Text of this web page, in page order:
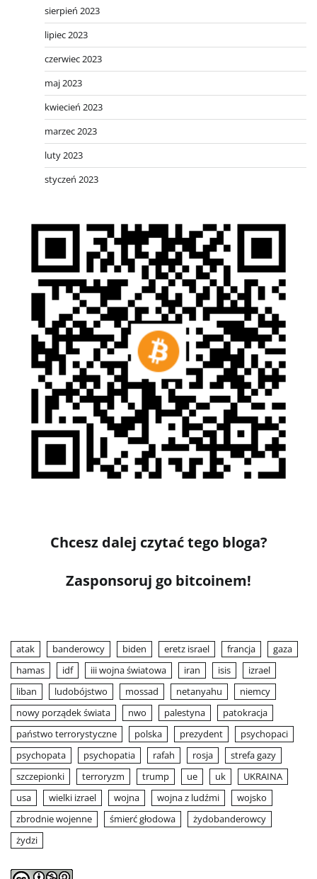
sierpień 2023
lipiec 2023
czerwiec 2023
maj 2023
kwiecień 2023
marzec 2023
luty 2023
styczeń 2023
Chcesz dalej czytać tego bloga?
Zasponsoruj go bitcoinem!
atak banderowcy biden eretz israel francja
gaza
hamas
idf iii wojna światowa iran isis
izrael
liban
ludobójstwo mossad netanyahu
niemcy
nowy porządek świata
nwo palestyna
patokracja
państwo terrorystyczne
polska prezydent
psychopaci
psychopata
psychopatia rafah rosja
strefa gazy
szczepionki
terroryzm trump ue uk
UKRAINA
usa
wielki izrael wojna wojna z ludźmi
wojsko
zbrodnie wojenne
śmierć głodowa
żydobanderowcy
żydzi